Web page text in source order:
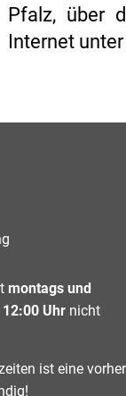
Pfalz, über
Internet unter
montags und
Uhr nicht
ist eine